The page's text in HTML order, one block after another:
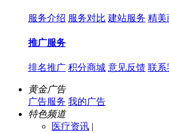
服务介绍 服务对比 建站服务 精美
推广服务
排名推广 积分商城 意见反馈 联系
黄金广告
广告服务 我的广告
特色频道
医疗资讯 |